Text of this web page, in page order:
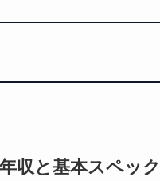
収と基本スペッ